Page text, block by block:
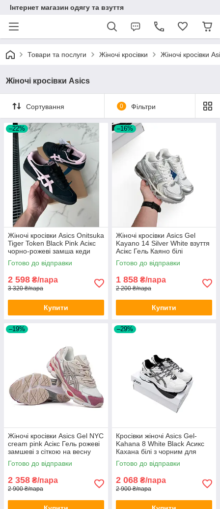
Інтернет магазин одягу та взуття
Товари та послуги Жіночі кросівки Жіночі кросівки
Жіночі кросівки Asics
Сортування 0 Фільтри
–22%
Жіночі кросівки Asics Onitsuka
Tiger Token Black Pink Асікс
чорно-рожеві замша кеди
Готово до відправки
2 598 ₴/пара
3 320 ₴/пара
Купити
–16%
Жіночі кросівки Asics Gel
Kayano 14 Silver White взуття
Асікс Гель Каяно білі
сріблясті весняно-літні
Готово до відправки
1 858 ₴/пара
2 200 ₴/пара
Купити
–19%
Жіночі кросівки Asics Gel NYC
cream pink Асікс Гель рожеві
замшеві з сіткою на весну
літо
Готово до відправки
2 358 ₴/пара
2 900 ₴/пара
–29%
Кросівки жіночі Asics Gel-
Kahana 8 White Black Асикс
Кахана білі з чорним для
дівчат
Готово до відправки
2 068 ₴/пара
2 900 ₴/пара